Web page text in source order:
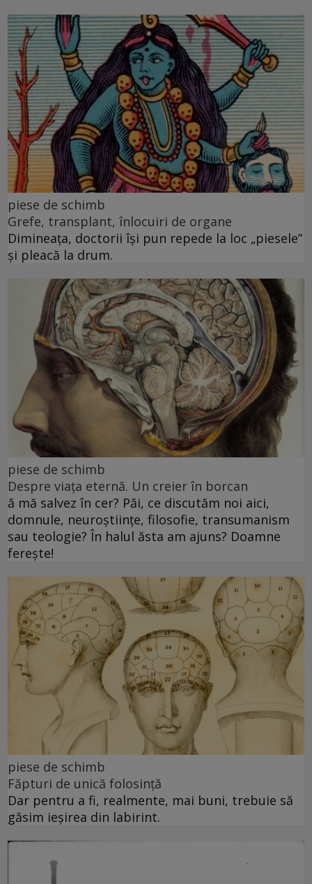
piese de schimb
Grefe, transplant, înlocuiri de organe
Dimineața, doctorii își pun repede la loc „piesele”
și pleacă la drum.
piese de schimb
Despre viața eternă. Un creier în borcan
ă mă salvez în cer? Păi, ce discutăm noi aici,
domnule, neuroștiințe, filosofie, transumanism
sau teologie? În halul ăsta am ajuns? Doamne
ferește!
piese de schimb
Făpturi de unică folosință
Dar pentru a fi, realmente, mai buni, trebuie să
găsim ieșirea din labirint.